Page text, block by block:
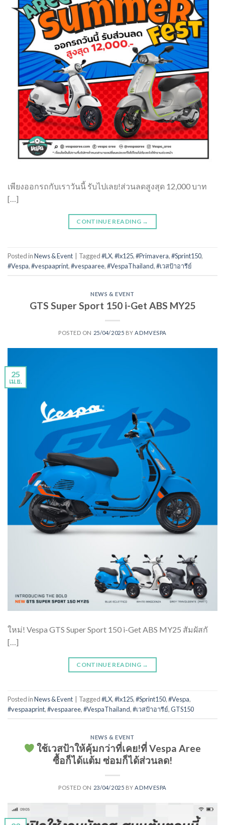
เพียงออกรถกับเราวันนี้ รับไปเลย!ส่วนลดสูงสุด 12,000 บาท
[…]
CONTINUE READING →
Posted inNews & Event Tagged#LX,#lx125,#Primavera,#Sprint150,
#Vespa,#vespaaprint,#vespaaree,#VespaThailand,#เวสป้าอารีย์
NEWS & EVENT
GTS Super Sport 150 i-Get ABS MY25
POSTED ON 25/04/2025 BY ADMVESPA
25
เม.ย.
ใหม่! Vespa GTS Super Sport 150 i-Get ABS MY25 สัมผัสกั
[…]
CONTINUE READING →
Posted inNews & Event Tagged#LX,#lx125,#Sprint150,#Vespa,
#vespaaprint,#vespaaree,#VespaThailand,#เวสป้าอารีย์,GTS150
NEWS & EVENT
ใช้เวสป้าให้คุ้มกว่าที่เคย!ที่ Vespa Aree
ซื้อก็ได้แต้ม ซ่อมก็ได้ส่วนลด!
POSTED ON 23/04/2025 BYADMVESPA